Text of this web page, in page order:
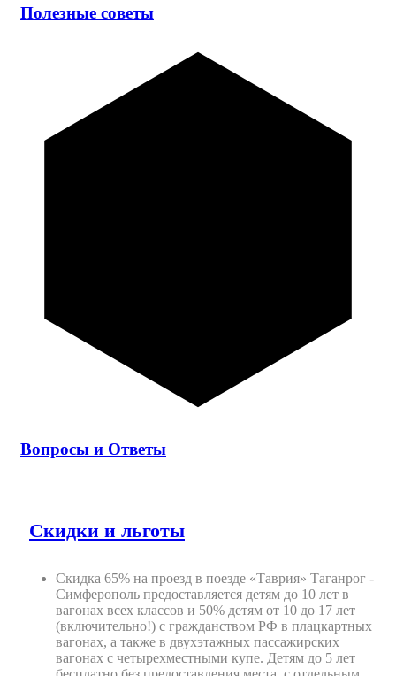
Полезные советы
Вопросы и Ответы
Скидки и льготы
Скидка 65% на проезд в поезде «Таврия» Таганрог -
Симферополь предоставляется детям до 10 лет в
вагонах всех классов и 50% детям от 10 до 17 лет
(включительно!) с гражданством РФ в плацкартных
вагонах, а также в двухэтажных пассажирских
вагонах с четырехместными купе. Детям до 5 лет